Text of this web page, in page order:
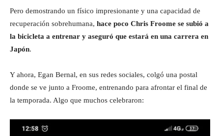
Pero demostrando un físico impresionante y una capacidad de
recuperación sobrehumana, hace poco Chris Froome se subió a
la bicicleta a entrenar y aseguró que estará en una carrera en
Japón.
Y ahora, Egan Bernal, en sus redes sociales, colgó una postal
donde se ve junto a Froome, entrenando para afrontar el final de
la temporada. Algo que muchos celebraron: